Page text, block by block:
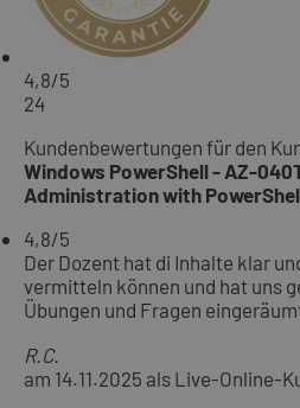
4,8/5
24
Kundenbewertungen für den
Windows PowerShell - AZ-
Administration with
4,8/5
Der Dozent hat di Inhalte klar
vermitteln können und hat uns
Übungen und Fragen
R.C.
am 14.11.2025 als Live-Online-